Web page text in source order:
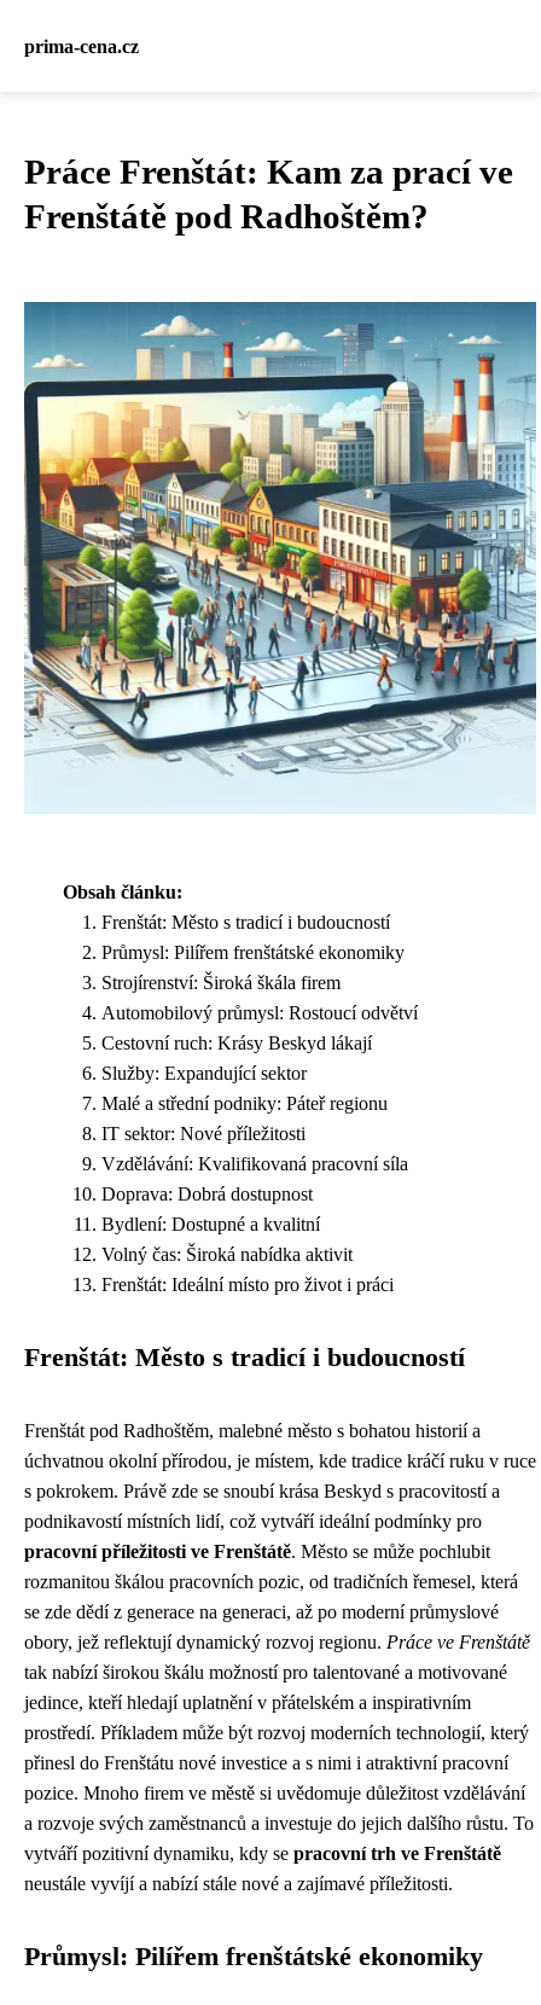
prima-cena.cz
Práce Frenštát: Kam za prací ve
Frenštátě pod Radhoštěm?
Obsah článku:
Frenštát: Město s tradicí i budoucností
Průmysl: Pilířem frenštátské ekonomiky
Strojírenství: Široká škála firem
Automobilový průmysl: Rostoucí odvětví
Cestovní ruch: Krásy Beskyd lákají
Služby: Expandující sektor
Malé a střední podniky: Páteř regionu
IT sektor: Nové příležitosti
Vzdělávání: Kvalifikovaná pracovní síla
Doprava: Dobrá dostupnost
Bydlení: Dostupné a kvalitní
Volný čas: Široká nabídka aktivit
Frenštát: Ideální místo pro život i práci
Frenštát: Město s tradicí i budoucností
Frenštát pod Radhoštěm, malebné město s bohatou historií a
úchvatnou okolní přírodou, je místem, kde tradice kráčí ruku v ruce
s pokrokem. Právě zde se snoubí krása Beskyd s pracovitostí a
podnikavostí místních lidí, což vytváří ideální podmínky pro
pracovní příležitosti ve Frenštátě. Město se může pochlubit
rozmanitou škálou pracovních pozic, od tradičních řemesel, která
se zde dědí z generace na generaci, až po moderní průmyslové
obory, jež reflektují dynamický rozvoj regionu. Práce ve Frenštátě
tak nabízí širokou škálu možností pro talentované a motivované
jedince, kteří hledají uplatnění v přátelském a inspirativním
prostředí. Příkladem může být rozvoj moderních technologií, který
přinesl do Frenštátu nové investice a s nimi i atraktivní pracovní
pozice. Mnoho firem ve městě si uvědomuje důležitost vzdělávání
a rozvoje svých zaměstnanců a investuje do jejich dalšího růstu. To
vytváří pozitivní dynamiku, kdy se pracovní trh ve Frenštátě
neustále vyvíjí a nabízí stále nové a zajímavé příležitosti.
Průmysl: Pilířem frenštátské ekonomiky